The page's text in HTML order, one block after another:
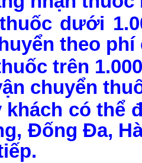
dưới
theo
trên
chuyển
khách có thể
Đống Đa,